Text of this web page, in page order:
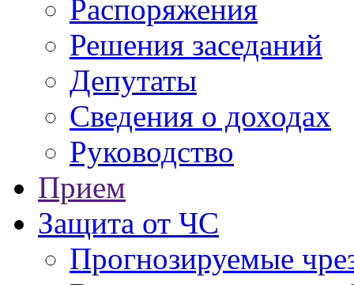
Распоряжения
Решения заседаний
Депутаты
Сведения о доходах
Руководство
Прием
Защита от ЧС
Прогнозируемые